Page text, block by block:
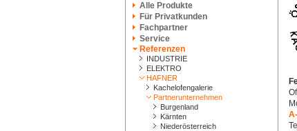
Alle Produkte
Für Privatkunden
Fachpartner
Service
Referenzen
INDUSTRIE
ELEKTRO
HAFNER
Kachelofengalerie
Partnerunternehmen
Burgenland
Kärnten
Niederösterreich